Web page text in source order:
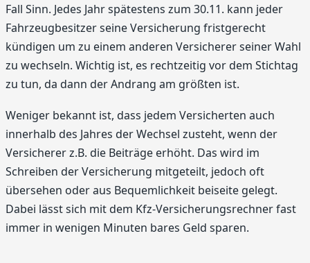
Fall Sinn. Jedes Jahr spätestens zum 30.11. kann jeder
Fahrzeugbesitzer seine Versicherung fristgerecht
kündigen um zu einem anderen Versicherer seiner Wahl
zu wechseln. Wichtig ist, es rechtzeitig vor dem Stichtag
zu tun, da dann der Andrang am größten ist.
Weniger bekannt ist, dass jedem Versicherten auch
innerhalb des Jahres der Wechsel zusteht, wenn der
Versicherer z.B. die Beiträge erhöht. Das wird im
Schreiben der Versicherung mitgeteilt, jedoch oft
übersehen oder aus Bequemlichkeit beiseite gelegt.
Dabei lässt sich mit dem Kfz-Versicherungsrechner fast
immer in wenigen Minuten bares Geld sparen.